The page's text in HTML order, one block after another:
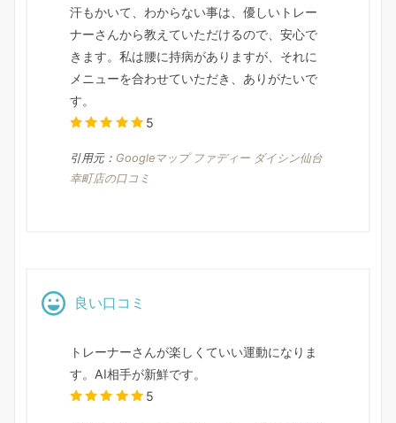
汗もかいて、わからない事は、優しいトレー
ナーさんから教えていただけるので、安心で
きます。私は腰に持病がありますが、それに
メニューを合わせていただき、ありがたいで
す。
5
引用元： Googleマップ ファディー ダイシン仙台
幸町店の口コミ
良い口コミ
トレーナーさんが楽しくていい運動になりま
す。AI相手が新鮮です。
5